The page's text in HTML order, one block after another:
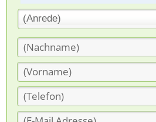
(Anrede)